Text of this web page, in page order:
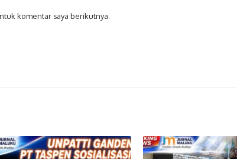
komentar saya berikutnya.